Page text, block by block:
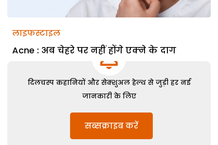
लाइफस्टाइल
Acne : अब चेहरे पर नहीं होंगे एक्‍ने के दाग
दिलचस्प कहानियों और सेक्शुअल हेल्थ से जुड़ी हर नई
जानकारी के लिए
सब्सक्राइब करें